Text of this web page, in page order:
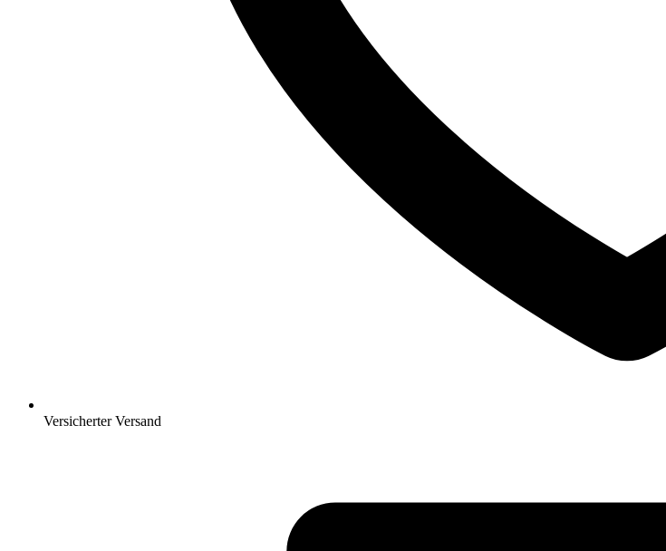
Versicherter Versand